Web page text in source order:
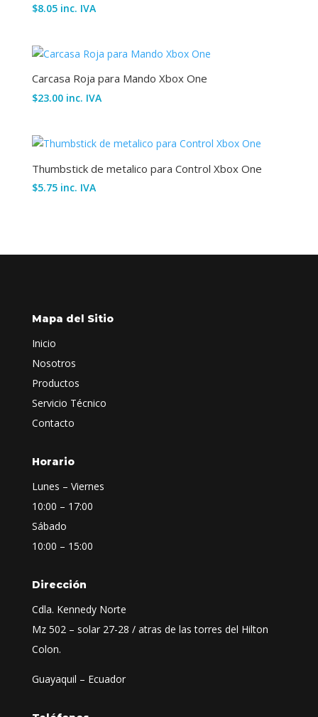
$8.05 inc. IVA
Carcasa Roja para Mando Xbox One
$23.00 inc. IVA
Thumbstick de metalico para Control Xbox One
$5.75 inc. IVA
Mapa del Sitio
Inicio
Nosotros
Productos
Servicio Técnico
Contacto
Horario
Lunes – Viernes
10:00 – 17:00
Sábado
10:00 – 15:00
Dirección
Cdla. Kennedy Norte
Mz 502 – solar 27-28 / atras de las torres del Hilton
Colon.
Guayaquil – Ecuador